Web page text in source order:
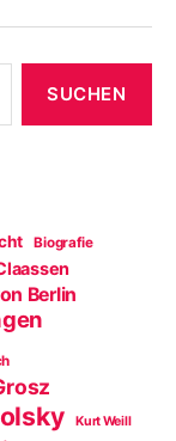
Biografie
Berlin
Kurt Weill